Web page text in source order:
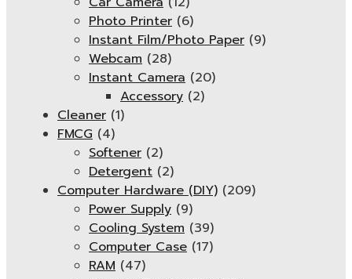
Photo Printer (6)
Instant Film/Photo Paper (9)
Webcam (28)
Instant Camera (20)
Accessory (2)
Cleaner (1)
FMCG (4)
Softener (2)
Detergent (2)
Computer Hardware (DIY) (209)
Power Supply (9)
Cooling System (39)
Computer Case (17)
RAM (47)